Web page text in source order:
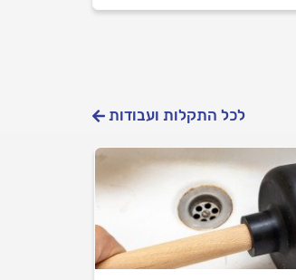
לכל התקלות ועבודות